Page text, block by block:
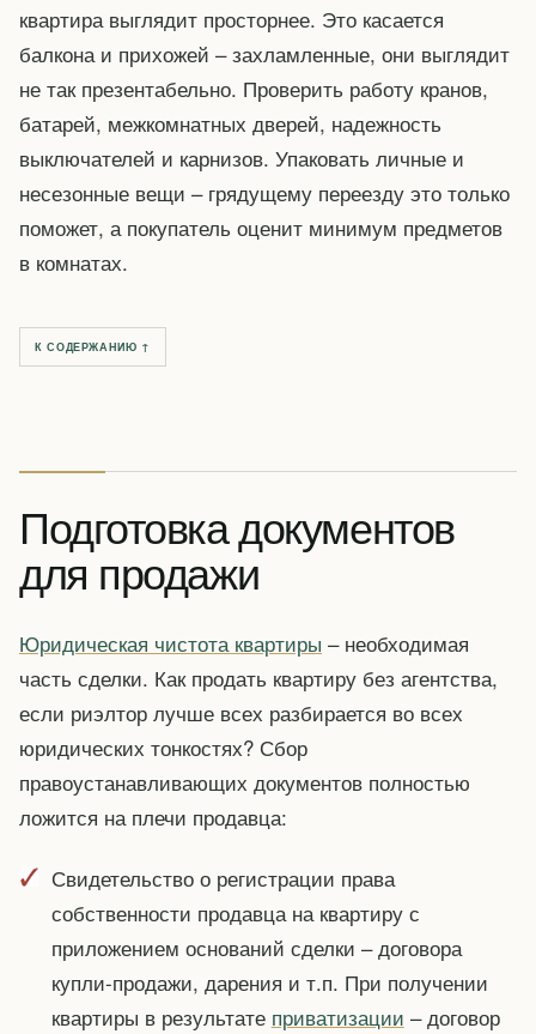
квартира выглядит просторнее. Это касается
балкона и прихожей – захламленные, они выглядит
не так презентабельно. Проверить работу кранов,
батарей, межкомнатных дверей, надежность
выключателей и карнизов. Упаковать личные и
несезонные вещи – грядущему переезду это только
поможет, а покупатель оценит минимум предметов
в комнатах.
К СОДЕРЖАНИЮ ↑
Подготовка документов
для продажи
Юридическая чистота квартиры – необходимая
часть сделки. Как продать квартиру без агентства,
если риэлтор лучше всех разбирается во всех
юридических тонкостях? Сбор
правоустанавливающих документов полностью
ложится на плечи продавца:
Свидетельство о регистрации права
собственности продавца на квартиру с
приложением оснований сделки – договора
купли-продажи, дарения и т.п. При получении
квартиры в результате приватизации – договор